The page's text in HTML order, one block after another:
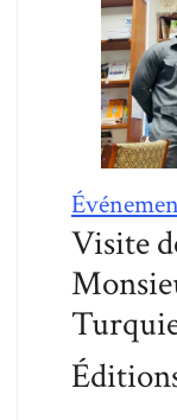
Visite